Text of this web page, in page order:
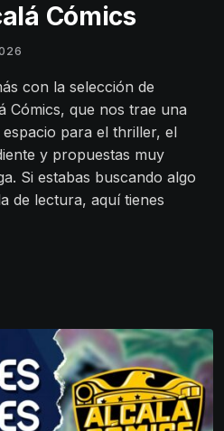
Cómics
con la selección de
Cómics, que nos trae una
para el thriller, el
y propuestas muy
Si estabas buscando algo
de lectura, aquí tienes